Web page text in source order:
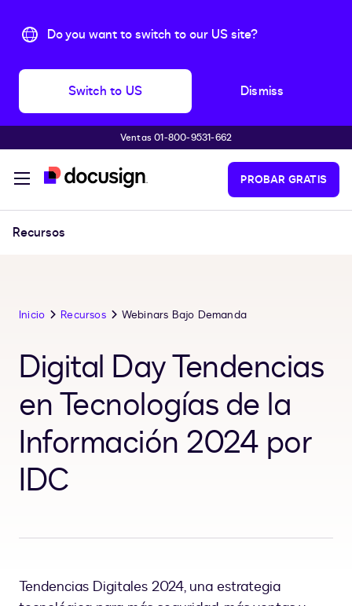
Do you want to switch to our US site?
Switch to US Dismiss
Accede al contenido principalVentas 01-800-9531-662
PROBAR GRATIS
Recursos
Inicio Recursos Webinars Bajo Demanda
Digital Day Tendencias
en Tecnologías de la
Información 2024 por
IDC
Tendencias Digitales 2024, una estrategia